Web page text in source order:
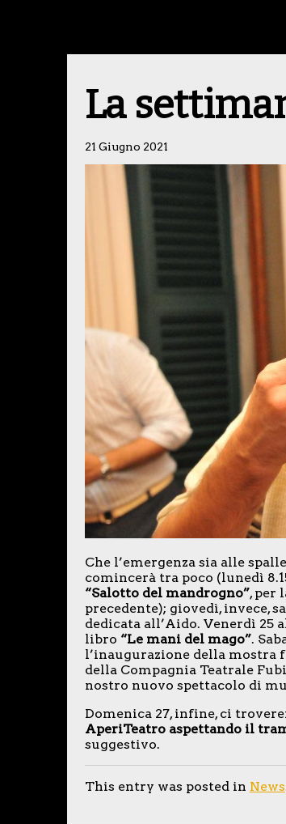
La
21 Giugno 2021
Che l’emergenza sia alle
comincerà tra poco (lunedì
“Salotto del mandrogno”, per
precedente); giovedì, invece,
dedicata all’Aido. Venerdì 25
libro “Le mani del mago”.
l’inaugurazione della mostra
della Compagnia Teatrale
nostro nuovo spettacolo di
Domenica 27, infine, ci
AperiTeatro aspettando il
suggestivo.
This entry was posted in News